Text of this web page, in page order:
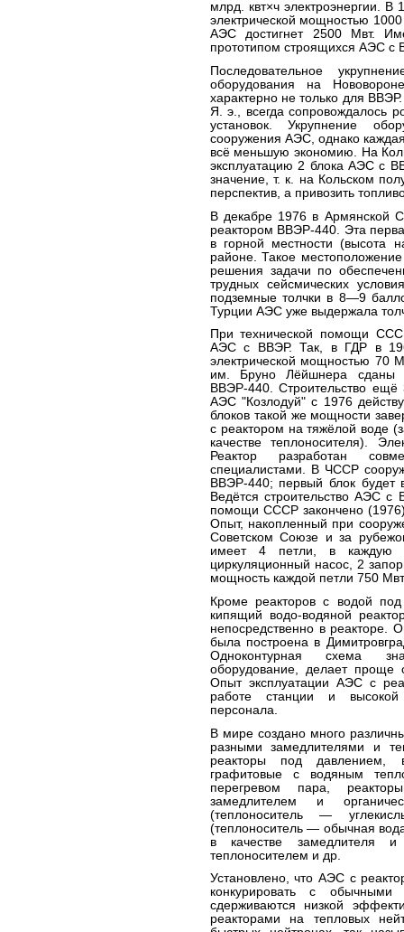
млрд. квт×ч электроэнергии. В
электрической мощностью
АЭС достигнет 2500 Мвт.
прототипом строящихся АЭС
Последовательное
оборудования на
характерно не только для
Я. э., всегда сопровождалось
установок. Укрупнение
сооружения АЭС, однако
всё меньшую экономию. На
эксплуатацию 2 блока АЭС с
значение, т. к. на Кольском
перспектив, а привозить
В декабре 1976 в Армянской
реактором ВВЭР-440. Эта
в горной местности (высота
районе. Такое
решения задачи по
трудных сейсмических
подземные толчки в 8—9
Турции АЭС уже выдержала
При технической помощи
АЭС с ВВЭР. Так, в ГДР в
электрической мощностью 70
им. Бруно Лёйшнера сданы
ВВЭР-440. Строительство
АЭС "Козлодуй" с 1976
блоков такой же мощности
с реактором на тяжёлой воде
качестве теплоносителя).
Реактор разработан
специалистами. В ЧССР
ВВЭР-440; первый блок
Ведётся строительство АЭС
помощи СССР закончено
Опыт, накопленный при
Советском Союзе и за
имеет 4 петли, в каждую
циркуляционный насос, 2
мощность каждой петли 750
Кроме реакторов с водой
кипящий водо-водяной
непосредственно в
была построена в
Одноконтурная схема
оборудование, делает проще
Опыт эксплуатации АЭС с
работе станции и высокой
персонала.
В мире создано много
разными замедлителями и
реакторы под давлением,
графитовые с водяным
перегревом пара,
замедлителем и
(теплоноситель —
(теплоноситель — обычная
в качестве замедлителя
теплоносителем и др.
Установлено, что АЭС с
конкурировать с
сдерживаются низкой
реакторами на тепловых